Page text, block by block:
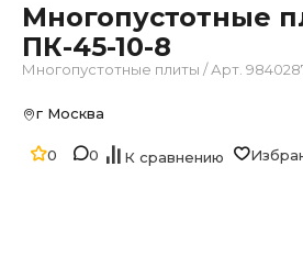
Многопустотные
ПК-45-10-8
Многопустотные плиты /Арт.
0 0 К сравнению
г Москва